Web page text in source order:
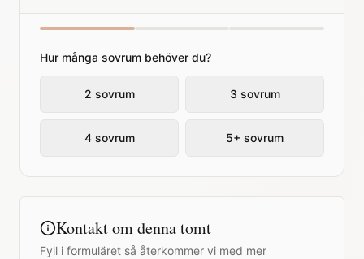
Hur många sovrum behöver du?
2 sovrum 3 sovrum
4 sovrum 5+ sovrum
Kontakt om denna tomt
Fyll i formuläret så återkommer vi med mer